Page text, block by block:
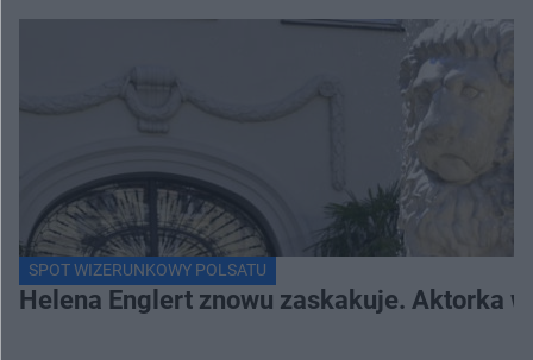
SPOT WIZERUNKOWY POLSATU
Helena Englert znowu zaskakuje. Aktorka